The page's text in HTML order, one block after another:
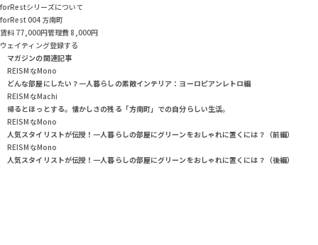
forRestシリーズについて
forRest 004 方南町
賃料 77,000円管理費 8,000円
ウェイティング登録する
マガジンの関連記事
REISMなMono
どんな部屋にしたい？一人暮らしの素敵インテリア：ヨーロピアンレトロ編
REISMなMachi
帰るとほっとする。懐かしさの残る「方南町」での自分らしい生活。
REISMなMono
人気スタイリストが伝授！一人暮らしの部屋にグリーンをおしゃれに置くには？（前編）
REISMなMono
人気スタイリストが伝授！一人暮らしの部屋にグリーンをおしゃれに置くには？（後編）